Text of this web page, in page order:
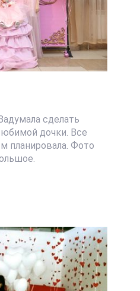
сделать
дочки. Все
планировала. Фото